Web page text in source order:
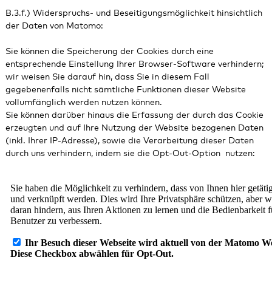
B.3.f.) Widerspruchs- und Beseitigungsmöglichkeit hinsichtlich
der Daten von Matomo:
Sie können die Speicherung der Cookies durch eine
entsprechende Einstellung Ihrer Browser-Software verhindern;
wir weisen Sie darauf hin, dass Sie in diesem Fall
gegebenenfalls nicht sämtliche Funktionen dieser Website
vollumfänglich werden nutzen können.
Sie können darüber hinaus die Erfassung der durch das Cookie
erzeugten und auf Ihre Nutzung der Website bezogenen Daten
(inkl. Ihrer IP-Adresse), sowie die Verarbeitung dieser Daten
durch uns verhindern, indem sie die Opt-Out-Option nutzen: